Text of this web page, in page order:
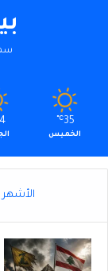
35
℃
الخميس
الأشهر